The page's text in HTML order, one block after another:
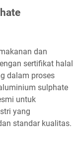
dan
sertifikat halal
dalam proses
sulphate
untuk
yang
standar kualitas.